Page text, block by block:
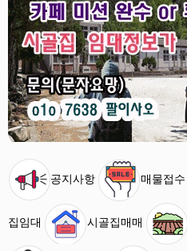
공지사항 매물접수
집임대 시골집매매